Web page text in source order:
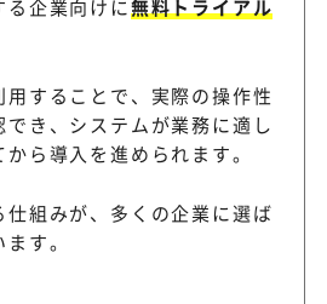
企業向けに無料トライアル
することで、実際の操作性
き、システムが業務に適し
ら導入を進められます。
仕組みが、多くの企業に選ば
す。